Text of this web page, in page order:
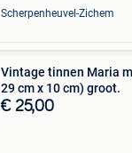
Scherpenheuvel-Zichem
Vintage tinnen Maria
29 cm x 10 cm) groot.
€ 25,00